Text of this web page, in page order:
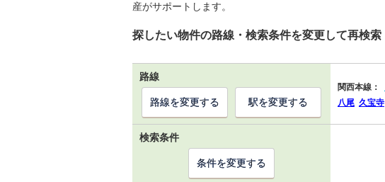
産がサポートします。
探したい物件の路線・検索条件を変更して再検索
路線
関西本線：
八尾 久宝寺
路線を変更する 駅を変更する
検索条件
条件を変更する